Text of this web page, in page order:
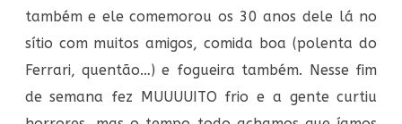
também e ele comemorou os 30 anos dele lá no
sítio com muitos amigos, comida boa (polenta do
Ferrari, quentão…) e fogueira também. Nesse fim
de semana fez MUUUUITO frio e a gente curtiu